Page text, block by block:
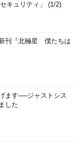
セキュリティ」 (1/2)
刊『北極星 僕たちは
ます──ジャストシス
した